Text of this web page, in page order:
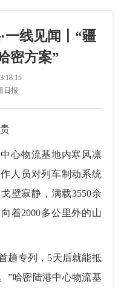
一线见闻丨“疆
密方案”
日报
心物流基地内寒风凛
人员对列车制动系统
壁寂静，满载3550余
着2000多公里外的山
趟专列，5天后就能抵
”哈密陆港中心物流基